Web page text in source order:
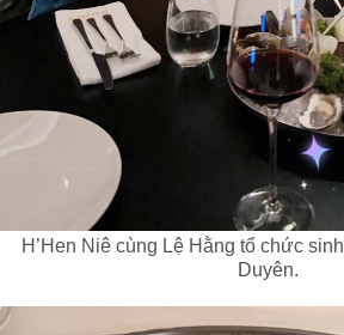
H’Hen Niê cùng Lệ Hằng tổ chức
Duyên.